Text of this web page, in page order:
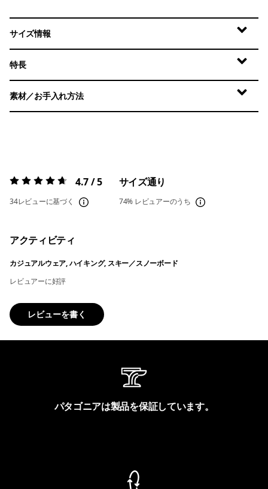
サイズ情報
特長
素材／お手入れ方法
評価:4.7 / 5 4.7 / 5
34レビューに基づく
サイズ通り
74% レビュアーのうち
アクティビティ
カジュアルウェア, ハイキング, スキー／スノーボード
レビュアーに好評
レビューを書く
パタゴニアは製品を保証しています。